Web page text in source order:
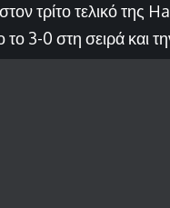
τρίτο τελικό της
3-0 στη σειρά και